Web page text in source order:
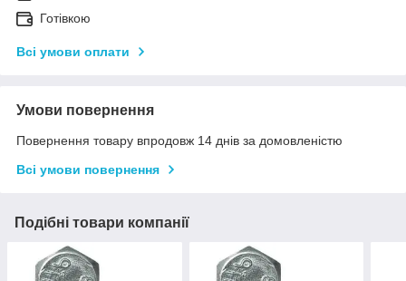
Готівкою
Всі умови оплати
Умови повернення
Повернення товару впродовж 14 днів за домовленістю
Всі умови повернення
Подібні товари компанії